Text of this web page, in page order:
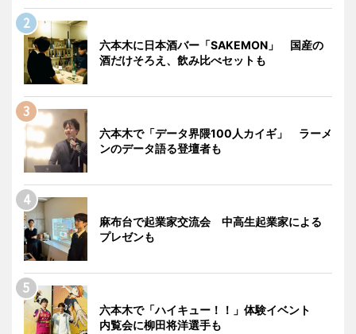
六本木に日本酒バー「SAKEMON」 国産の
酒だけそろえ、飲み比べセットも
六本木で「データ界隈100人カイギ」 ラーメ
ンのデータ語る登壇者も
麻布台で起業家交流会 中高生起業家による
プレゼンも
六本木で「ハイキュー！！」体験イベント
内覧会に柳田将洋選手も